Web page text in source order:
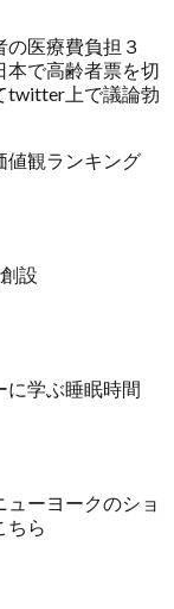
医療費負担３
で高齢者票を切
twitter上で議論勃
値観ランキング
設
に学ぶ睡眠時間
ーヨークのショ
ちら